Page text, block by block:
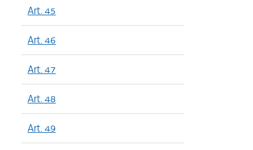
Art. 45
Art. 46
Art. 47
Art. 48
Art. 49